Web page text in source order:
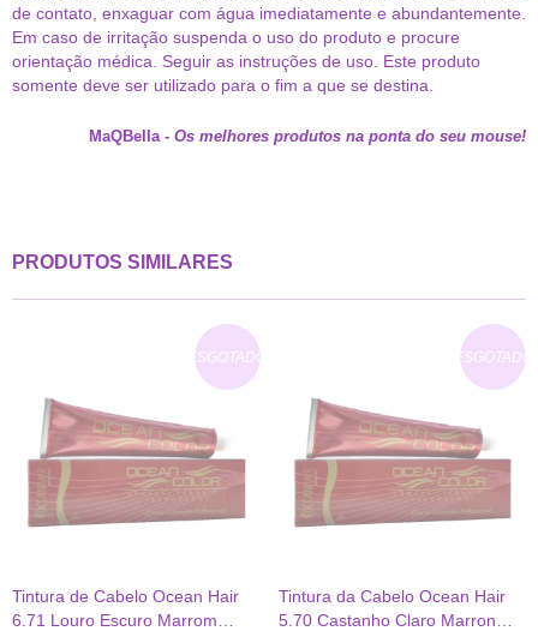
de contato, enxaguar com água imediatamente e abundantemente.
Em caso de irritação suspenda o uso do produto e procure
orientação médica. Seguir as instruções de uso. Este produto
somente deve ser utilizado para o fim a que se destina.
MaQBella- Os melhores produtos na ponta do seu mouse!
PRODUTOS SIMILARES
ESGOTADO
Tintura de Cabelo Ocean Hair
6.71 Louro Escuro Marrom
ESGOTADO
Tintura da Cabelo Ocean Hair
5.70 Castanho Claro Marron